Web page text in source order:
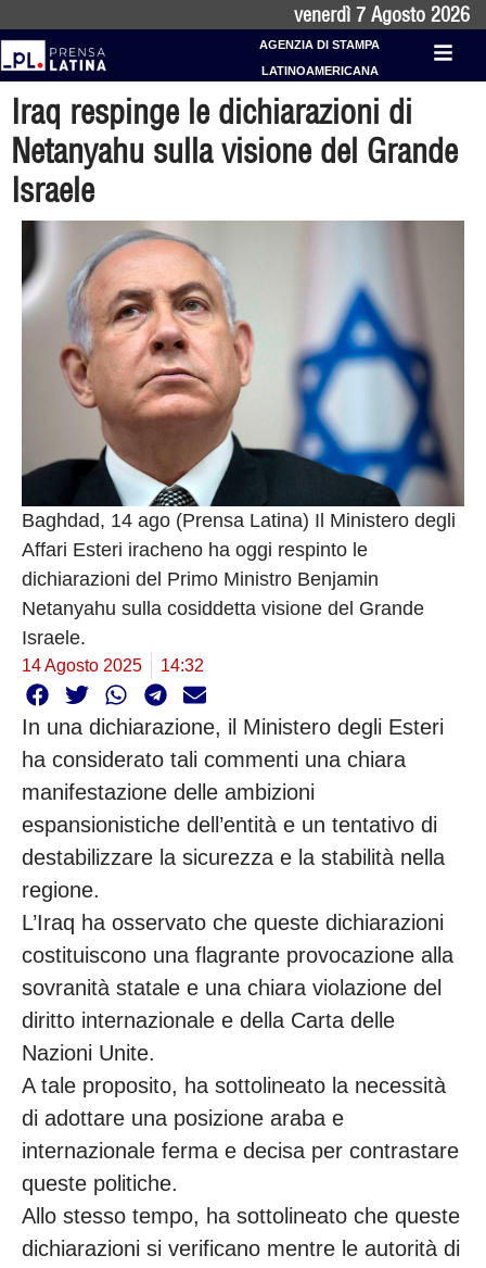
venerdì 7 Agosto 2026
AGENZIA DI STAMPA
LATINOAMERICANA
Iraq respinge le dichiarazioni di
Netanyahu sulla visione del Grande
Israele
Baghdad, 14 ago (Prensa Latina) Il Ministero degli
Affari Esteri iracheno ha oggi respinto le
dichiarazioni del Primo Ministro Benjamin
Netanyahu sulla cosiddetta visione del Grande
Israele.
14 Agosto 2025 14:32
In una dichiarazione, il Ministero degli Esteri
ha considerato tali commenti una chiara
manifestazione delle ambizioni
espansionistiche dell’entità e un tentativo di
destabilizzare la sicurezza e la stabilità nella
regione.
L’Iraq ha osservato che queste dichiarazioni
costituiscono una flagrante provocazione alla
sovranità statale e una chiara violazione del
diritto internazionale e della Carta delle
Nazioni Unite.
A tale proposito, ha sottolineato la necessità
di adottare una posizione araba e
internazionale ferma e decisa per contrastare
queste politiche.
Allo stesso tempo, ha sottolineato che queste
dichiarazioni si verificano mentre le autorità di